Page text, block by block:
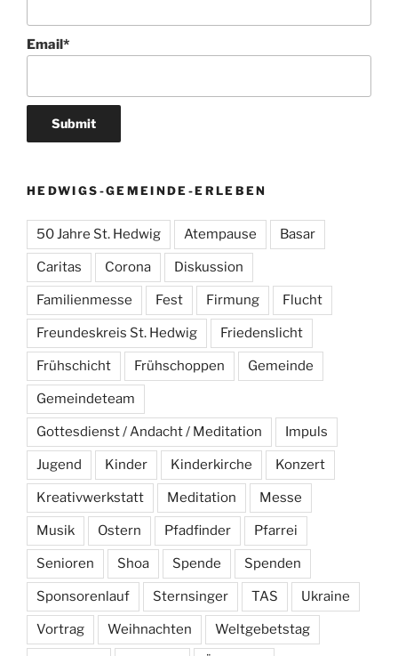
Email*
HEDWIGS-GEMEINDE-ERLEBEN
50 Jahre St. Hedwig Atempause Basar
Caritas Corona Diskussion
Familienmesse Fest Firmung Flucht
Freundeskreis St. Hedwig Friedenslicht
Frühschicht Frühschoppen Gemeinde
Gemeindeteam
Gottesdienst / Andacht / Meditation Impuls
Jugend Kinder Kinderkirche Konzert
Kreativwerkstatt Meditation Messe
Musik Ostern Pfadfinder Pfarrei
Senioren Shoa Spende Spenden
Sponsorenlauf Sternsinger TAS Ukraine
Vortrag Weihnachten Weltgebetstag